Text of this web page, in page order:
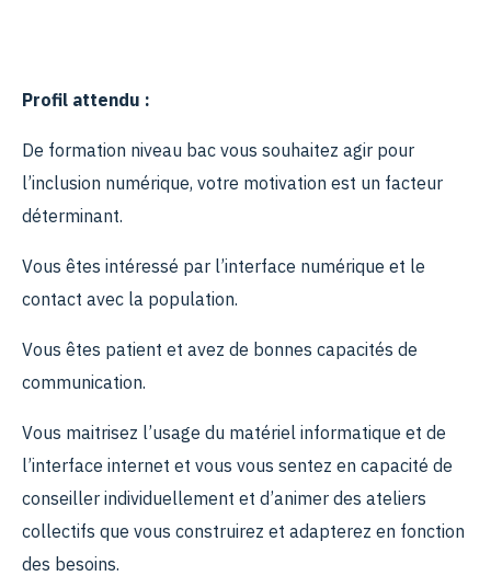
Profil attendu :
De formation niveau bac vous souhaitez agir pour
l’inclusion numérique, votre motivation est un facteur
déterminant.
Vous êtes intéressé par l’interface numérique et le
contact avec la population.
Vous êtes patient et avez de bonnes capacités de
communication.
Vous maitrisez l’usage du matériel informatique et de
l’interface internet et vous vous sentez en capacité de
conseiller individuellement et d’animer des ateliers
collectifs que vous construirez et adapterez en fonction
des besoins.